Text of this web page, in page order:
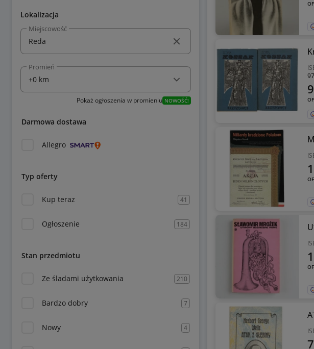
Lokalizacja
Miejscowość
Promień
Pokaż ogłoszenia w promieniu NOWOŚĆ!
Darmowa dostawa
Allegro
Typ oferty
Kup teraz 41
Ogłoszenie 184
Stan przedmiotu
Ze śladami użytkowania 210
Bardzo dobry 7
Nowy 4
9
7